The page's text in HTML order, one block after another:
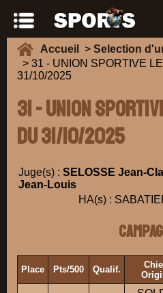
Accueil > Selection
> 31 - UNION SPORTIVE
31/10/2025
31 - UNION
du 31/10/2025
Juge(s) : SELOSSE Jean-
Jean-Louis
HA(s) :
Place Pts/500 Qualif.